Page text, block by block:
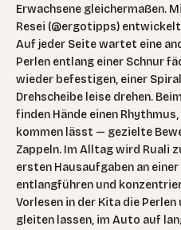
Erwachsene gleichermaßen.
Resei (@ergotipps)
Auf jeder Seite wartet eine
Perlen entlang einer Schnur
wieder befestigen, einer
Drehscheibe leise drehen.
finden Hände einen
kommen lässt — gezielte
Zappeln. Im Alltag wird Ruali
ersten Hausaufgaben an
entlangführen und
Vorlesen in der Kita die
gleiten lassen, im Auto auf